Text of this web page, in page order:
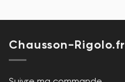
Chausson-Rigolo.fr